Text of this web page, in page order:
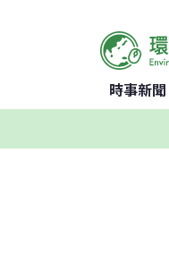
時事新聞